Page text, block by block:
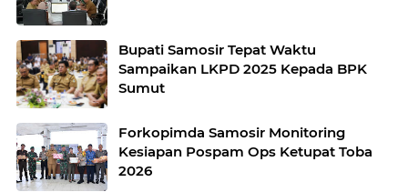
Bupati Samosir Tepat Waktu
Sampaikan LKPD 2025 Kepada BPK
Sumut
Forkopimda Samosir Monitoring
Kesiapan Pospam Ops Ketupat Toba
2026